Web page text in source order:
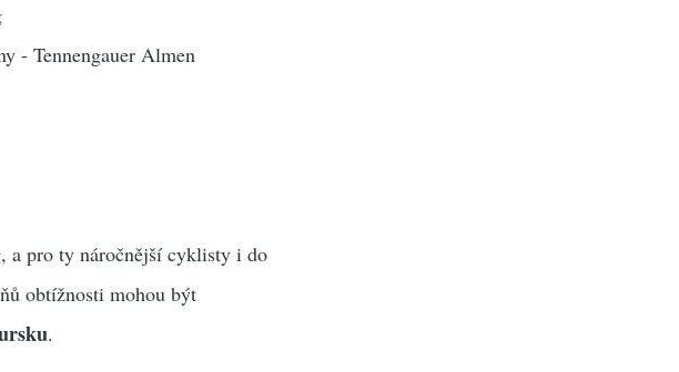
- Tennengauer Almen
a pro ty náročnější cyklisty i do
obtížnosti mohou být
.